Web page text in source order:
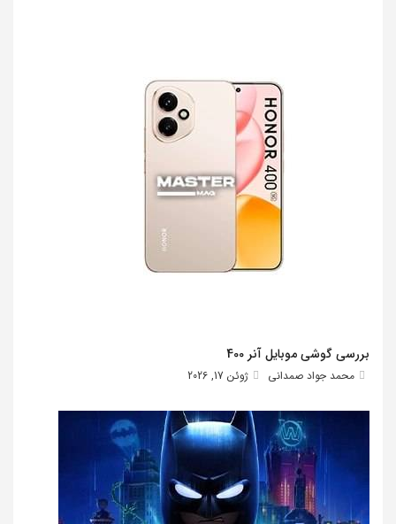
بررسی گوشی موبایل آنر 400
محمد جواد صمدانی ژوئن 17, 2026